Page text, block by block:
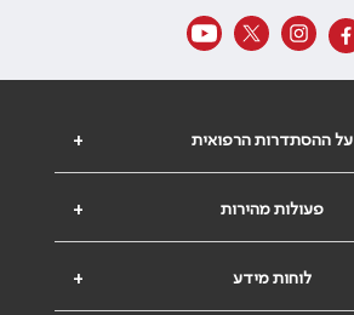
+ על ההסתדרות הרפואית
+ פעולות מהירות
+ לוחות מידע